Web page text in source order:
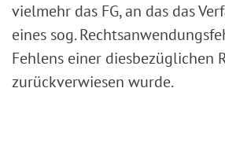
vielmehr das FG, an das das
eines sog.
Fehlens einer diesbezüglichen
zurückverwiesen wurde.